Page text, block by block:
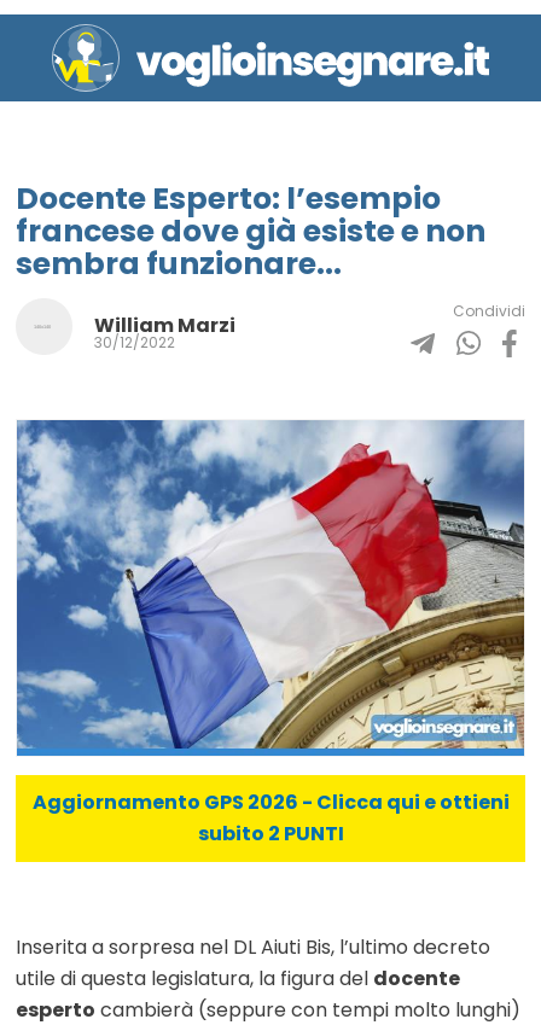
Docente Esperto: l’esempio
francese dove già esiste e non
sembra funzionare...
William Marzi
30/12/2022
Condividi
Aggiornamento GPS 2026 - Clicca qui e ottieni
subito 2 PUNTI
Inserita a sorpresa nel DL Aiuti Bis, l’ultimo decreto
utile di questa legislatura, la figura del docente
esperto cambierà (seppure con tempi molto lunghi)